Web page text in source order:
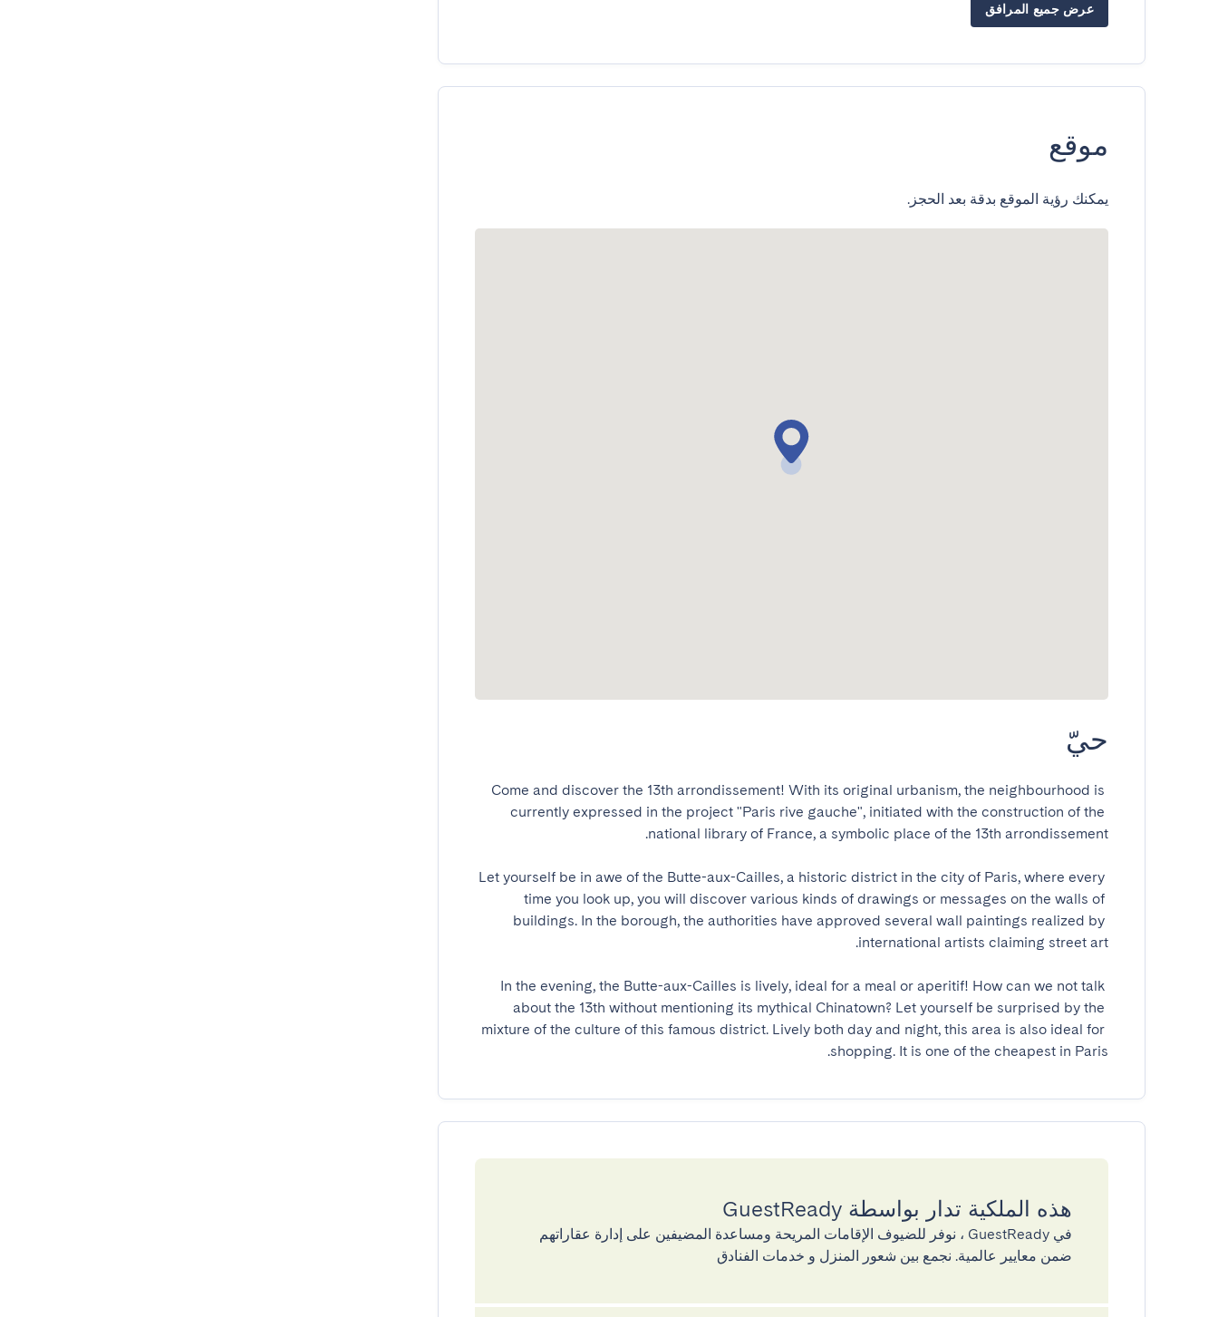
عرض جميع المرافق
موقع
يمكنك رؤية الموقع بدقة بعد الحجز.
حيّ
Come and discover the 13th arrondissement! With its original urbanism, the neighbourhood is
currently expressed in the project "Paris rive gauche", initiated with the construction of the
Let yourself be in awe of the Butte-aux-Cailles, a historic district in the city of Paris, where every
time you look up, you will discover various kinds of drawings or messages on the walls of
buildings. In the borough, the authorities have approved several wall paintings realized by
In the evening, the Butte-aux-Cailles is lively, ideal for a meal or aperitif! How can we not talk
about the 13th without mentioning its mythical Chinatown? Let yourself be surprised by the
mixture of the culture of this famous district. Lively both day and night, this area is also ideal for
shopping. It is one of the cheapest in Paris.
هذه الملكية تدار بواسطة GuestReady
في GuestReady ، نوفر للضيوف الإقامات المريحة ومساعدة المضيفين على إدارة عقاراتهم
ضمن معايير عالمية. نجمع بين شعور المنزل و خدمات الفنادق